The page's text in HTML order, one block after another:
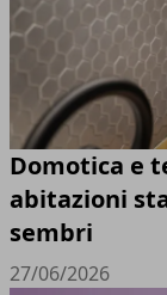
Domotica e
abitazioni
sembri
27/06/2026